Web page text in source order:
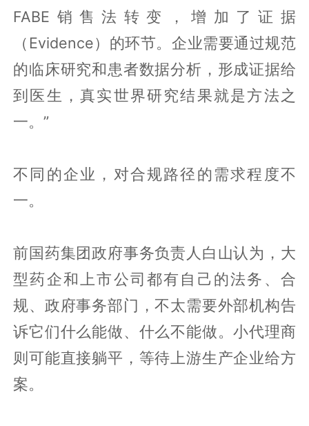
FABE销售法转变，增加了证据
（Evidence）的环节。企业需要通过规范
的临床研究和患者数据分析，形成证据给
到医生，真实世界研究结果就是方法之
一。”
不同的企业，对合规路径的需求程度不
一。
前国药集团政府事务负责人白山认为，大
型药企和上市公司都有自己的法务、合
规、政府事务部门，不太需要外部机构告
诉它们什么能做、什么不能做。小代理商
则可能直接躺平，等待上游生产企业给方
案。